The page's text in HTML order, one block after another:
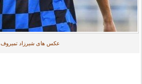
عکس های شیرزاد تمیروف